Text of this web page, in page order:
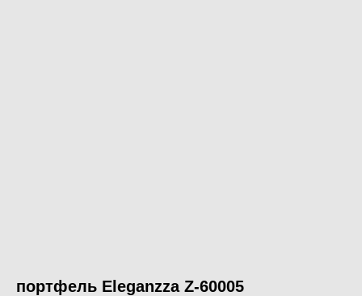
портфель Eleganzza Z-60005